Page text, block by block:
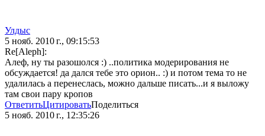
Улдыс
5 нояб. 2010 г., 09:15:53
Re[Aleph]:
Алеф, ну ты разошолся :) ..политика модерирования не
обсуждается! да дался тебе это орион.. :) и потом тема то не
удалилась а перенеслась, можно дальше писать...и я выложу
там свои пару кропов
ОтветитьЦитироватьПоделиться
5 нояб. 2010 г., 12:35:26